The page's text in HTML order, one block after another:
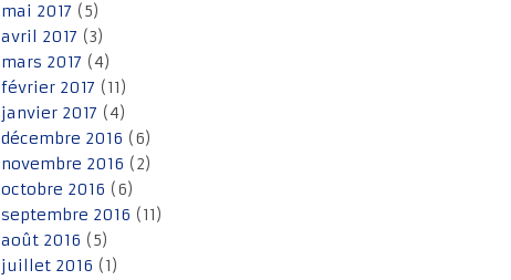
mai 2017 (5)
avril 2017 (3)
mars 2017 (4)
février 2017 (11)
janvier 2017 (4)
décembre 2016 (6)
novembre 2016 (2)
octobre 2016 (6)
septembre 2016 (11)
août 2016 (5)
juillet 2016 (1)